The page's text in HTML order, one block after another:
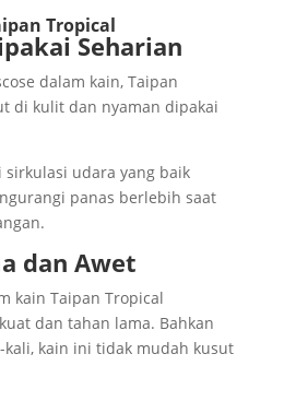
Tropical
Seharian
dalam kain, Taipan
di kulit dan nyaman dipakai
udara yang baik
panas berlebih saat
dan Awet
kain Taipan Tropical
dan tahan lama. Bahkan
kain ini tidak mudah kusut